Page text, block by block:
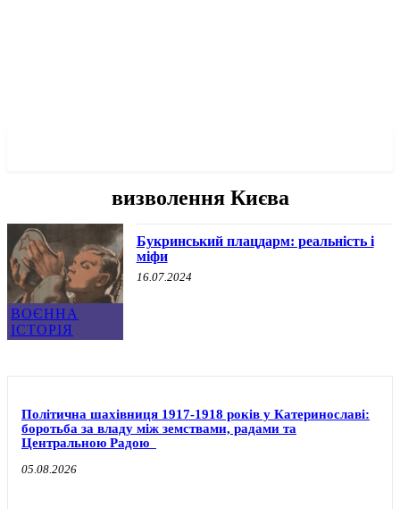
визволення Києва
ВОЄННА
ІСТОРІЯ
Букринський плацдарм: реальність і
міфи
16.07.2024
Політична шахівниця 1917-1918 років у Катеринославі:
боротьба за владу між земствами, радами та
Центральною Радою
05.08.2026